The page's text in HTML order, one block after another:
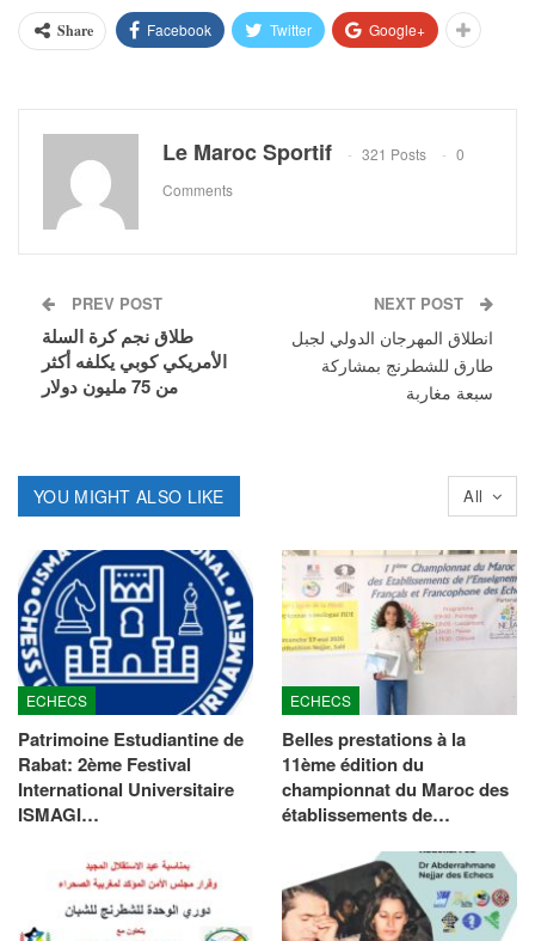
Share Facebook Twitter Google+
Le Maroc Sportif 321 Posts
0
Comments
PREV POST
طلاق نجم كرة السلة
الأمريكي كوبي يكلفه أكثر
من 75 مليون دولار
NEXT POST
انطلاق المهرجان الدولي لجبل
طارق للشطرنج بمشاركة
سبعة مغاربة
All
YOU MIGHT ALSO LIKE
ECHECS
Patrimoine Estudiantine de
Rabat: 2ème Festival
International Universitaire
ISMAGI…
ECHECS
Belles prestations à la
11ème édition du
championnat du Maroc des
établissements de…